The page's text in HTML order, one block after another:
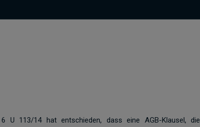
U 113/14 hat entschieden, dass eine AGB-Klausel, die